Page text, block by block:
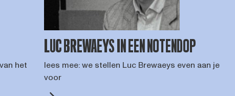
het
LUC BREWAEYS IN EEN NOTENDOP
lees mee: we stellen Luc Brewaeys even aan je
voor